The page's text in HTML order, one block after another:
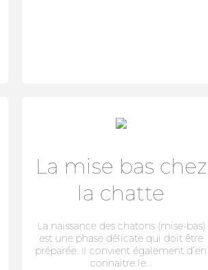
La mise bas chez
la chatte
La naissance des chatons (mise-bas)
est une phase délicate qui doit être
préparée. Il convient également d’en
connaitre le...